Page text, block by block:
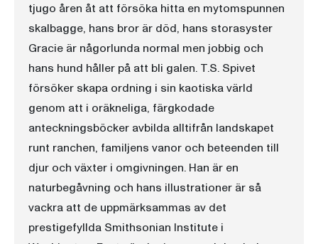
tjugo åren åt att försöka hitta en mytomspunnen
skalbagge, hans bror är död, hans storasyster
Gracie är någorlunda normal men jobbig och
hans hund håller på att bli galen. T.S. Spivet
försöker skapa ordning i sin kaotiska värld
genom att i oräkneliga, färgkodade
anteckningsböcker avbilda alltifrån landskapet
runt ranchen, familjens vanor och beteenden till
djur och växter i omgivningen. Han är en
naturbegåvning och hans illustrationer är så
vackra att de uppmärksammas av det
prestigefyllda Smithsonian Institute i